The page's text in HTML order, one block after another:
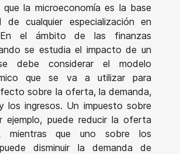
la microeconomía es la base
de cualquier especialización en
En el ámbito de las finanzas
se estudia el impacto de un
debe considerar el modelo
que se va a utilizar para
sobre la oferta, la demanda,
los ingresos. Un impuesto sobre
ejemplo, puede reducir la oferta
mientras que uno sobre los
disminuir la demanda de